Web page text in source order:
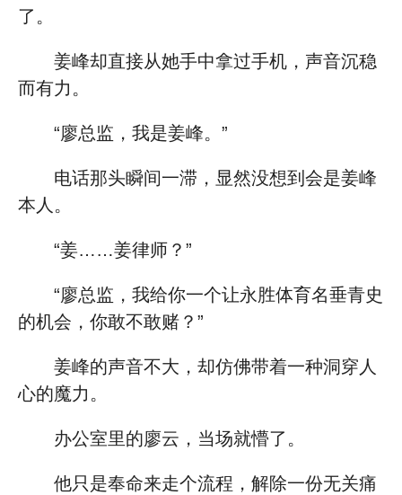
了。
姜峰却直接从她手中拿过手机，声音沉稳
而有力。
“廖总监，我是姜峰。”
电话那头瞬间一滞，显然没想到会是姜峰
本人。
“姜……姜律师？”
“廖总监，我给你一个让永胜体育名垂青史
的机会，你敢不敢赌？”
姜峰的声音不大，却仿佛带着一种洞穿人
心的魔力。
办公室里的廖云，当场就懵了。
他只是奉命来走个流程，解除一份无关痛